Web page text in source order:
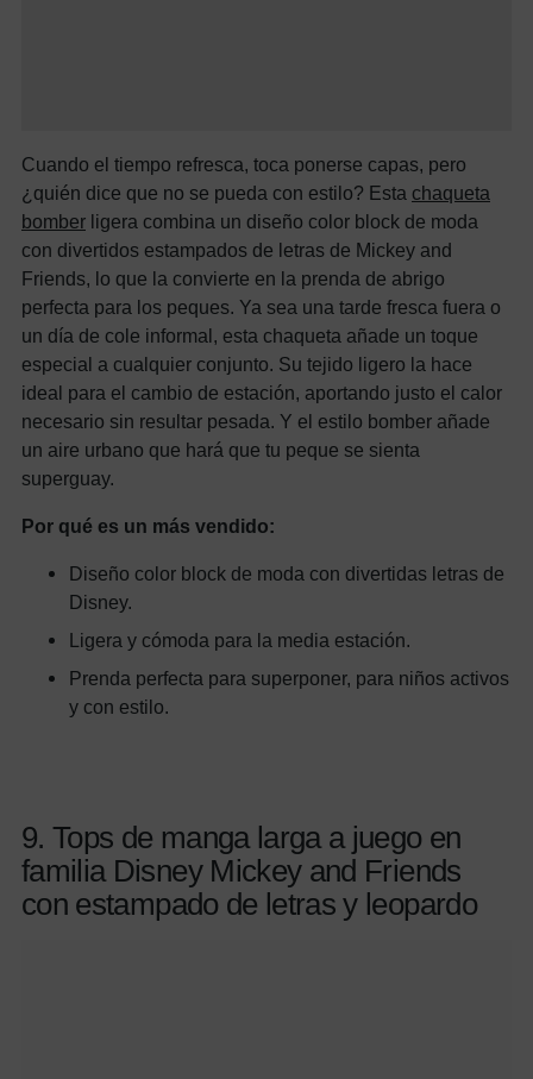
Cuando el tiempo refresca, toca ponerse capas, pero
¿quién dice que no se pueda con estilo? Esta chaqueta
bomber ligera combina un diseño color block de moda
con divertidos estampados de letras de Mickey and
Friends, lo que la convierte en la prenda de abrigo
perfecta para los peques. Ya sea una tarde fresca fuera o
un día de cole informal, esta chaqueta añade un toque
especial a cualquier conjunto. Su tejido ligero la hace
ideal para el cambio de estación, aportando justo el calor
necesario sin resultar pesada. Y el estilo bomber añade
un aire urbano que hará que tu peque se sienta
superguay.
Por qué es un más vendido:
Diseño color block de moda con divertidas letras de
Disney.
Ligera y cómoda para la media estación.
Prenda perfecta para superponer, para niños activos
y con estilo.
9. Tops de manga larga a juego en
familia Disney Mickey and Friends
con estampado de letras y leopardo